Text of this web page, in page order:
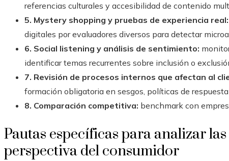
referencias culturales y accesibilidad de contenido
5. Mystery shopping y pruebas de experiencia real:
digitales por evaluadores diversos para detectar
6. Social listening y análisis de sentimiento:
identificar temas recurrentes sobre inclusión o
7. Revisión de procesos internos que afectan al
formación obligatoria en sesgos, políticas de
8. Comparación competitiva: benchmark con
Pautas específicas para analizar
perspectiva del consumidor